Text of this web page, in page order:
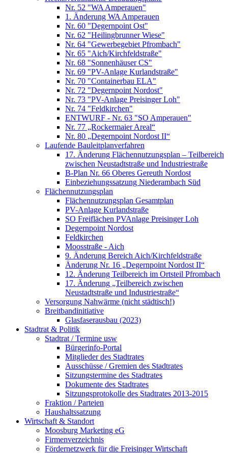
Nr. 52 "WA Amperauen"
1. Änderung WA Amperauen
Nr. 60 "Degernpoint Ost"
Nr. 62 "Heilingbrunner Wiese"
Nr. 64 "Gewerbegebiet Pfrombach"
Nr. 65 "Aich/Kirchfeldstraße"
Nr. 68 "Sonnenhäuser CS"
Nr. 69 "PV-Anlage Kurlandstraße"
Nr. 70 "Containerbau ELA"
Nr. 72 "Degernpoint Nordost"
Nr. 73 "PV-Anlage Preisinger Loh"
Nr. 74 "Feldkirchen"
ENTWURF - Nr. 63 "SO Amperauen"
Nr. 77 „Rockermaier Areal“
Nr. 80 „Degernpoint Nordost II“
Laufende Bauleitplanverfahren
17. Änderung Flächennutzungsplan – Teilbereich
zwischen Neustadtstraße und Industriestraße
B-Plan Nr. 66 Oberes Gereuth Nordost
Einbeziehungssatzung Niederambach Süd
Flächennutzungsplan
Flächennutzungsplan Gesamtplan
PV-Anlage Kurlandstraße
SO Freiflächen PV­Anlage Preisinger Loh
Degernpoint Nordost
Feldkirchen
Moosstraße - Aich
9. Änderung Bereich Aich/Kirchfeldstraße
Änderung Nr. 16 „Degernpoint Nordost II“
12. Änderung Teilbereich im Ortsteil Pfrombach
17. Änderung „Teilbereich zwischen
Neustadtstraße und Industriestraße“
Versorgung Nahwärme (nicht städtisch!)
Breitbandinitiative
Glasfaserausbau (2023)
Stadtrat & Politik
Stadtrat / Termine usw
Bürgerinfo-Portal
Mitglieder des Stadtrates
Ausschüsse / Gremien des Stadtrates
Sitzungstermine des Stadtrates
Dokumente des Stadtrates
Sitzungsprotokolle des Stadtrates 2013-2015
Fraktion / Parteien
Haushaltssatzung
Wirtschaft & Standort
Moosburg Marketing eG
Firmenverzeichnis
Fördernetzwerk für die Freisinger Wirtschaft